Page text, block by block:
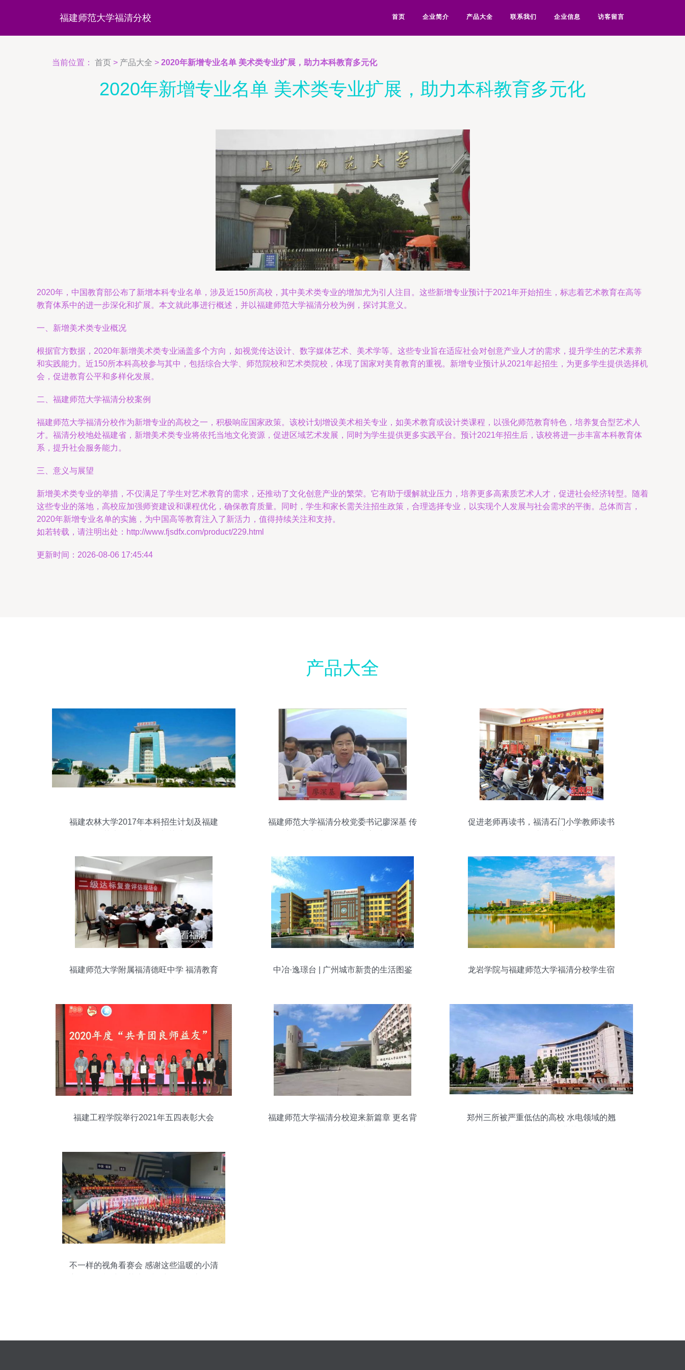
福建师范大学福清分校 首页 企业简介 产品大全 联系我们 企业信息 访客留言
当前位置： 首页 > 产品大全 > 2020年新增专业名单 美术类专业扩展，助力本科教育多元化
2020年新增专业名单 美术类专业扩展，助力本科教育多元化
2020年，中国教育部公布了新增本科专业名单，涉及近150所高校，其中美术类专业的增加尤为引人注目。这些新增专业预计于2021年开始招生，标志着艺术教育在高等
教育体系中的进一步深化和扩展。本文就此事进行概述，并以福建师范大学福清分校为例，探讨其意义。
一、新增美术类专业概况
根据官方数据，2020年新增美术类专业涵盖多个方向，如视觉传达设计、数字媒体艺术、美术学等。这些专业旨在适应社会对创意产业人才的需求，提升学生的艺术素养
和实践能力。近150所本科高校参与其中，包括综合大学、师范院校和艺术类院校，体现了国家对美育教育的重视。新增专业预计从2021年起招生，为更多学生提供选择机
会，促进教育公平和多样化发展。
二、福建师范大学福清分校案例
福建师范大学福清分校作为新增专业的高校之一，积极响应国家政策。该校计划增设美术相关专业，如美术教育或设计类课程，以强化师范教育特色，培养复合型艺术人
才。福清分校地处福建省，新增美术类专业将依托当地文化资源，促进区域艺术发展，同时为学生提供更多实践平台。预计2021年招生后，该校将进一步丰富本科教育体
系，提升社会服务能力。
三、意义与展望
新增美术类专业的举措，不仅满足了学生对艺术教育的需求，还推动了文化创意产业的繁荣。它有助于缓解就业压力，培养更多高素质艺术人才，促进社会经济转型。随着
这些专业的落地，高校应加强师资建设和课程优化，确保教育质量。同时，学生和家长需关注招生政策，合理选择专业，以实现个人发展与社会需求的平衡。总体而言，
2020年新增专业名单的实施，为中国高等教育注入了新活力，值得持续关注和支持。
如若转载，请注明出处：http://www.fjsdfx.com/product/229.html
更新时间：2026-08-06 17:45:44
产品大全
福建农林大学2017年本科招生计划及福建
福建师范大学福清分校党委书记廖深基 传
促进老师再读书，福清石门小学教师读书
福建师范大学附属福清德旺中学 福清教育
中冶·逸璟台 | 广州城市新贵的生活图鉴
龙岩学院与福建师范大学福清分校学生宿
福建工程学院举行2021年五四表彰大会
福建师范大学福清分校迎来新篇章 更名背
郑州三所被严重低估的高校 水电领域的翘
不一样的视角看赛会 感谢这些温暖的小清